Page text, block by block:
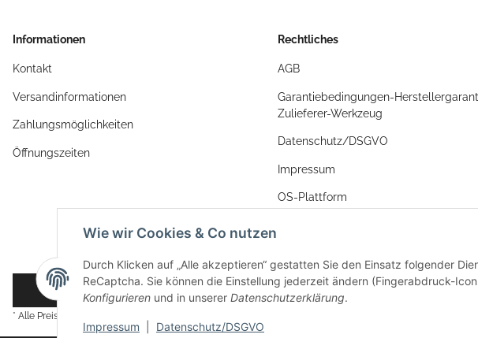
Wie wir Cookies & Co nutzen
Durch Klicken auf „Alle akzeptieren“ gestatten Sie den Einsatz folgender
ReCaptcha. Sie können die Einstellung jederzeit ändern (Fingerabdruck-
Konfigurieren und in unserer Datenschutzerklärung.
Impressum Datenschutz/DSGVO
Informationen
Kontakt
Versandinformationen
Zahlungsmöglichkeiten
Öffnungszeiten
Rechtliches
AGB
Garantiebedingungen-
Zulieferer-Werkzeug
Datenschutz/DSGVO
Impressum
OS-Plattform
Vertrag widerrufen
* Alle Preise inkl. gesetzlicher USt., zzgl.